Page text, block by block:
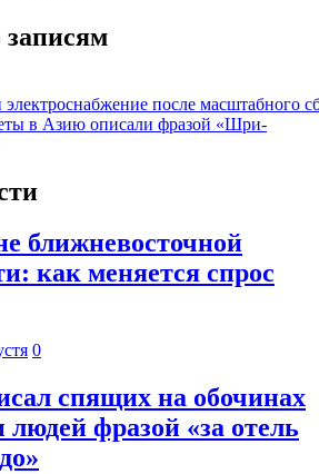
после масштабного
в Азию описали фразой «Шри-
ближневосточной
как меняется спрос
0
спящих на обочинах
фразой «за отель